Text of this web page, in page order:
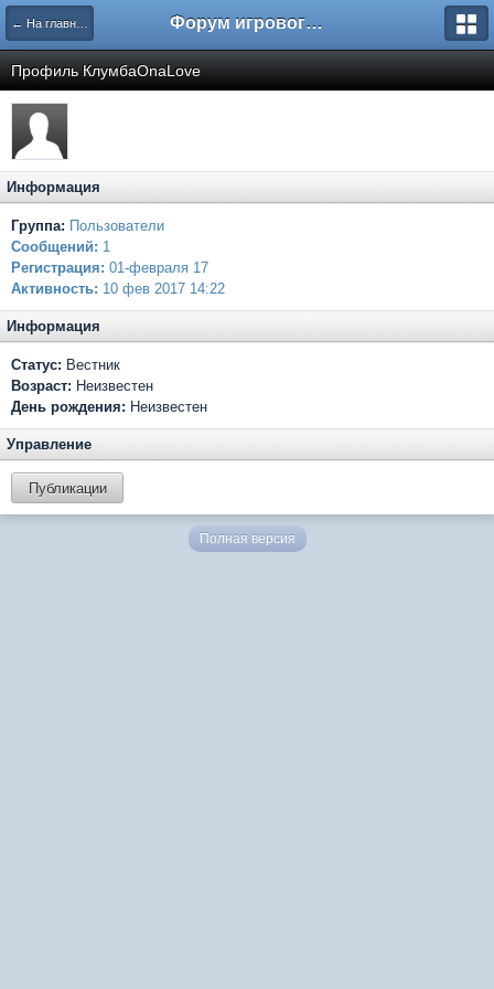
← На главную Форум игрового проекта Riverrise
Профиль КлумбаOnaLove
Информация
Группа: Пользователи
Сообщений: 1
Регистрация: 01-февраля 17
Активность: 10 фев 2017 14:22
Информация
Статус: Вестник
Возраст: Неизвестен
День рождения: Неизвестен
Управление
Публикации
Полная версия